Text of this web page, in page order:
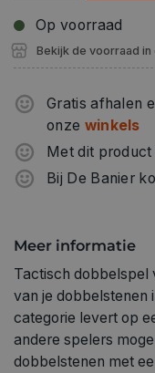
Op voorraad
Bekijk de voorraad in
Gratis afhalen
onze winkels
Met dit
Bij De Banier
Meer informatie
Tactisch dobbelspel
van je dobbelstenen
categorie levert op
andere spelers
dobbelstenen met